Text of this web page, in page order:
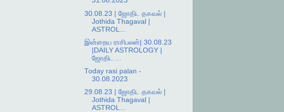
30.08.23 | ஜோதிட தகவல் |
Jothida Thagaval |
ASTROL...
இன்றைய ராசிபலன்| 30.08.23
|DAILY ASTROLOGY |
ஜோதிட ...
Today rasi palan -
30.08.2023
29.08.23 | ஜோதிட தகவல் |
Jothida Thagaval |
ASTROL...